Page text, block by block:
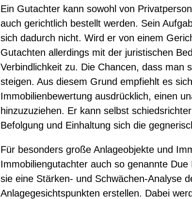
Ein Gutachter kann sowohl von
auch gerichtlich bestellt werden. Sein
sich dadurch nicht. Wird er von einem
Gutachten allerdings mit der juristischen
Verbindlichkeit zu. Die Chancen, dass man
steigen. Aus diesem Grund empfiehlt es
Immobilienbewertung ausdrücklich, einen
hinzuzuziehen. Er kann selbst
Befolgung und Einhaltung sich die
Für besonders große Anlageobjekte und
Immobiliengutachter auch so genannte
sie eine Stärken- und Schwächen-Analyse
Anlagegesichtspunkten erstellen. Dabei